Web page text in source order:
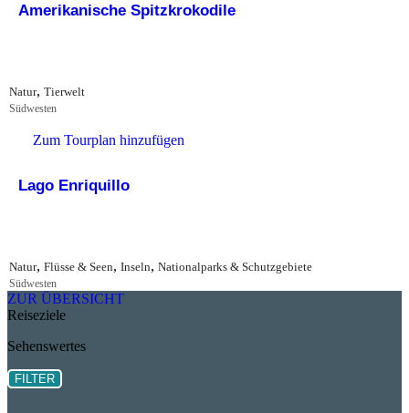
Amerikanische Spitzkrokodile
Natur, Tierwelt
Südwesten
Zum Tourplan hinzufügen
Lago Enriquillo
Natur, Flüsse & Seen, Inseln, Nationalparks & Schutzgebiete
Südwesten
ZUR ÜBERSICHT
Reiseziele
Sehenswertes
FILTER